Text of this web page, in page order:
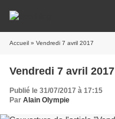
Accueil » Vendredi 7 avril 2017
Vendredi 7 avril 2017
Publié le 31/07/2017 à 17:15
Par Alain Olympie